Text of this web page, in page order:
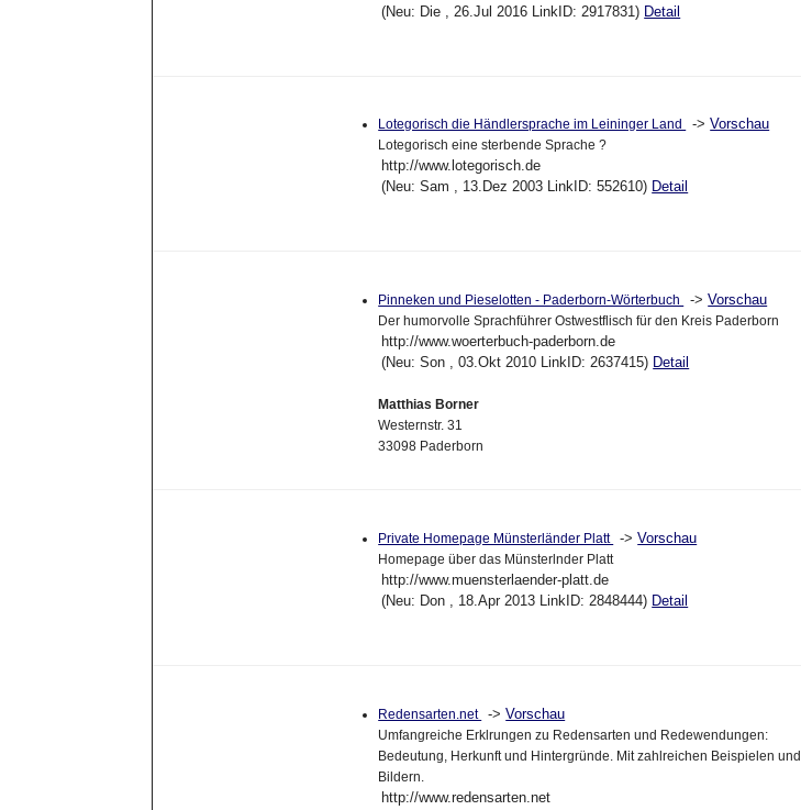
(Neu: Die , 26.Jul 2016 LinkID: 2917831) Detail
Lotegorisch die Händlersprache im Leininger Land ->Vorschau
Lotegorisch eine sterbende Sprache ?
http://www.lotegorisch.de
(Neu: Sam , 13.Dez 2003 LinkID: 552610) Detail
Pinneken und Pieselotten - Paderborn-Wörterbuch ->Vorschau
Der humorvolle Sprachführer Ostwestflisch für den Kreis Paderborn
http://www.woerterbuch-paderborn.de
(Neu: Son , 03.Okt 2010 LinkID: 2637415) Detail
Matthias Borner
Westernstr. 31
33098 Paderborn
Private Homepage Münsterländer Platt ->Vorschau
Homepage über das Münsterlnder Platt
http://www.muensterlaender-platt.de
(Neu: Don , 18.Apr 2013 LinkID: 2848444) Detail
Redensarten.net ->Vorschau
Umfangreiche Erklrungen zu Redensarten und Redewendungen:
Bedeutung, Herkunft und Hintergründe. Mit zahlreichen Beispielen und
Bildern.
http://www.redensarten.net